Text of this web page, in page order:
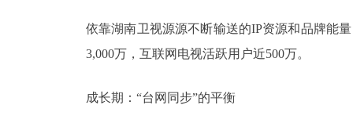
依靠湖南卫视源源不断输送的IP资源和品牌能
3,000万，互联网电视活跃用户近500万。
成长期：“台网同步”的平衡